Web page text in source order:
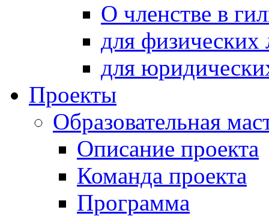
О членстве в
для физических
для
Проекты
Образовательная
Описание проекта
Команда проекта
Программа